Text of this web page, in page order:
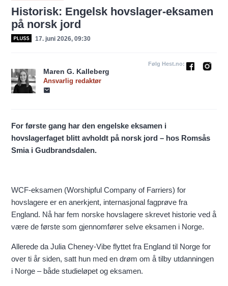
Historisk: Engelsk hovslager-eksamen
på norsk jord
17. juni 2026, 09:30
Maren G. Kalleberg
Ansvarlig redaktør
Følg Hest.no:
For første gang har den engelske eksamen i
hovslagerfaget blitt avholdt på norsk jord – hos Romsås
Smia i Gudbrandsdalen.
WCF-eksamen (Worshipful Company of Farriers) for
hovslagere er en anerkjent, internasjonal fagprøve fra
England. Nå har fem norske hovslagere skrevet historie ved å
være de første som gjennomfører selve eksamen i Norge.
Allerede da Julia Cheney-Vibe flyttet fra England til Norge for
over ti år siden, satt hun med en drøm om å tilby utdanningen
i Norge – både studieløpet og eksamen.